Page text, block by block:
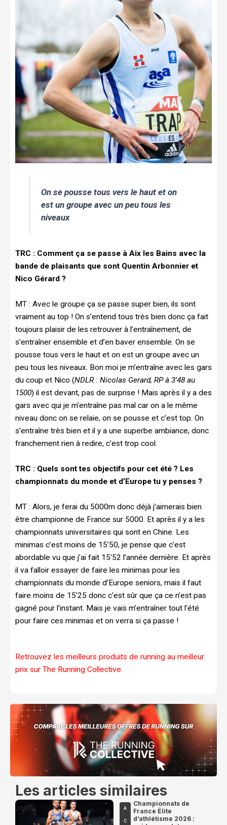
On se pousse tous vers le haut et on
est un groupe avec un peu tous les
niveaux
TRC : Comment ça se passe à Aix les Bains avec la
bande de plaisants que sont Quentin Arbonnier et
Nico Gérard ?
MT : Avec le groupe ça se passe super bien, ils sont
vraiment au top ! On s’entend tous très bien donc ça fait
toujours plaisir de les retrouver à l’entraînement, de
s’entraîner ensemble et d’en baver ensemble. On se
pousse tous vers le haut et on est un groupe avec un
peu tous les niveaux. Bon moi je m’entraîne avec les gars
du coup et Nico (NDLR : Nicolas Gerard, RP à 3’48 au
1500) il est devant, pas de surprise ! Mais après il y a des
gars avec qui je m’entraîne pas mal car on a le même
niveau donc on se relaie, on se pousse et c’est top. On
s’entraîne très bien et il y a une superbe ambiance, donc
franchement rien à redire, c’est trop cool.
TRC : Quels sont tes objectifs pour cet été ? Les
championnats du monde et d’Europe tu y penses ?
MT : Alors, je ferai du 5000m donc déjà j’aimerais bien
être championne de France sur 5000. Et après il y a les
championnats universitaires qui sont en Chine. Les
minimas c’est moins de 15’50, je pense que c’est
abordable vu que j’ai fait 15’52 l’année dernière. Et après
il va falloir essayer de faire les minimas pour les
championnats du monde d’Europe seniors, mais il faut
faire moins de 15’25 donc c’est sûr que ça ce n’est pas
gagné pour l’instant. Mais je vais m’entraîner tout l’été
pour faire ces minimas et on verra si ça passe !
Retrouvez les meilleurs produits de running au meilleur
prix sur The Running Collective.
Les articles similaires
A
C
Championnats de
France Élite
d’athlétisme 2026 :